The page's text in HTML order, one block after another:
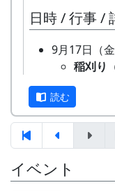
日時 / 行事 /
9月17日（
稲刈り
そ
9月26日（
オーナ
て
読む
イベント